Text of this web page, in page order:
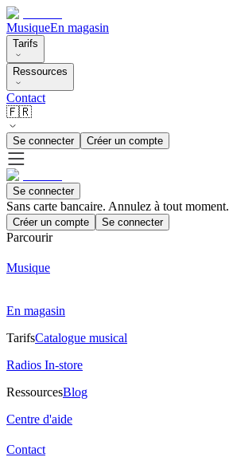
MusiqueEn magasin
Tarifs
Ressources
Contact
🇫🇷
Se connecter Créer un compte
Se connecter
Sans carte bancaire. Annulez à tout moment.
Créer un compte Se connecter
Parcourir
Musique
En magasin
TarifsCatalogue musical
Radios In-store
RessourcesBlog
Centre d'aide
Contact